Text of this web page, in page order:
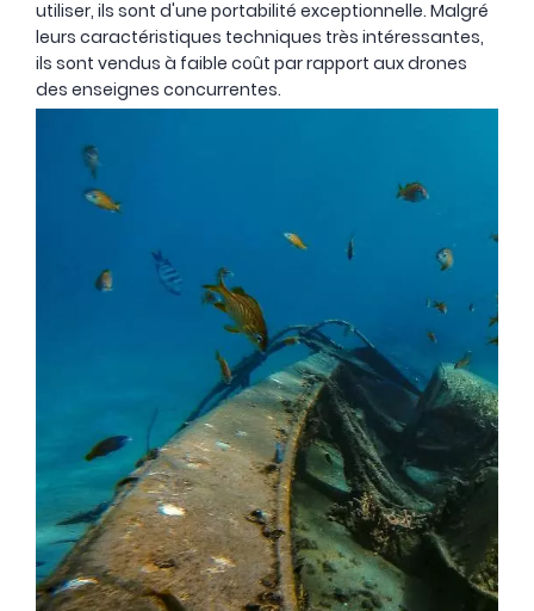
utiliser, ils sont d'une portabilité exceptionnelle. Malgré
leurs caractéristiques techniques très intéressantes,
ils sont vendus à faible coût par rapport aux drones
des enseignes concurrentes.